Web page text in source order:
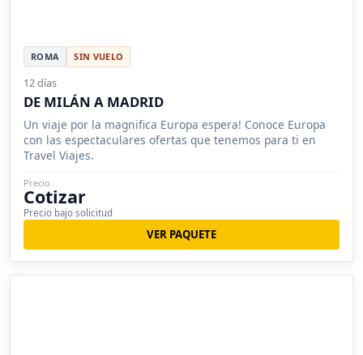
ROMA SIN VUELO
12 días
DE MILÁN A MADRID
Un viaje por la magnifica Europa espera! Conoce Europa
con las espectaculares ofertas que tenemos para ti en
Travel Viajes.
Precio
Cotizar
Precio bajo solicitud
VER PAQUETE